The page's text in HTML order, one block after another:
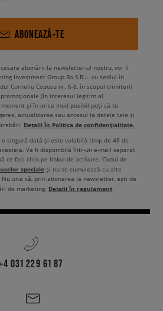
ABONEAZĂ-TE
abonării la newsletter-ul nostru, vor fi
Investment Group Ro S.R.L. cu sediul în
Corneliu Coposu nr. 6-8, în scopul trimiterii
(în interesul legitim al
și în orice mod posibil poți să te
actualizarea sau accesul la datele tale și
Detalii în Politica de confidențialitate.
singură dată și este valabilă timp de 48 de
Va fi disponibilă într-un e-mail separat
ce faci click pe linkul de activare. Codul de
speciale și nu se cumulează cu alte
uita că, prin abonarea la newsletter, ești de
de marketing. Detalii în regulament.
031 229 61 87